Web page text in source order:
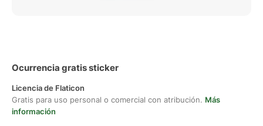
Ocurrencia gratis sticker
Licencia de Flaticon
Gratis para uso personal o comercial con atribución. Más
información